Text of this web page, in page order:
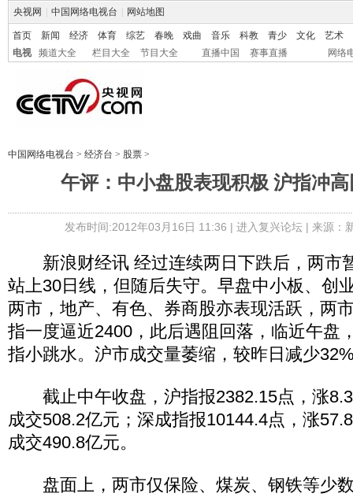
央视网 中国网络电视台 网站地图
首页 新闻 经济 体育 综艺 春晚 戏曲 音乐 科教 青少 文化
艺术
电视
频道大全 栏目大全 节目大全 直播中国 赛事直播 网络
中国网络电视台 > 经济台 > 股票 >
午评：中小盘股表现积极 沪指冲
发布时间:2012年03月16日 11:36 | 进入复兴论坛| 来源：
新浪财经讯 经过连续两日下跌后，两市
站上30日线，但随后失守。早盘中小板、创
两市，地产、有色、券商股亦表现活跃，两
指一度逼近2400，此后遇阻回落，临近午盘
指小跳水。沪市成交量萎缩，较昨日减少
截止中午收盘，沪指报2382.15点，涨
成交508.2亿元；深成指报10144.4点，涨
成交490.8亿元。
盘面上，两市仅保险、煤炭、钢铁等少